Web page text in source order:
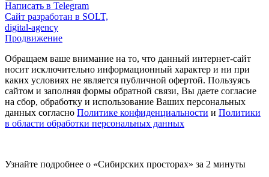
Написать в Telegram
Сайт разработан в SOLT,
digital-agency
Продвижение
Обращаем ваше внимание на то, что данный интернет-сайт
носит исключительно информационный характер и ни при
каких условиях не является публичной офертой. Пользуясь
сайтом и заполняя формы обратной связи, Вы даете согласие
на сбор, обработку и использование Ваших персональных
данных согласно Политике конфиденциальности и Политики
в области обработки персональных данных
Узнайте подробнее о «Сибирских просторах» за 2 минуты